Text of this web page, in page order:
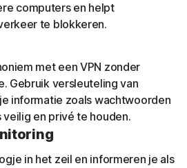
computers en helpt
te blokkeren.
met een VPN zonder
Gebruik versleuteling van
informatie zoals wachtwoorden
en privé te houden.
in het zeil en informeren je als